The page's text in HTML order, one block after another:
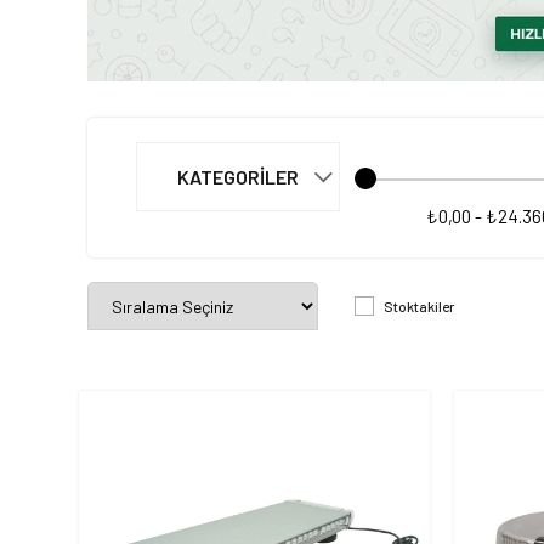
KATEGORILER
₺0,00 -
Stoktakiler